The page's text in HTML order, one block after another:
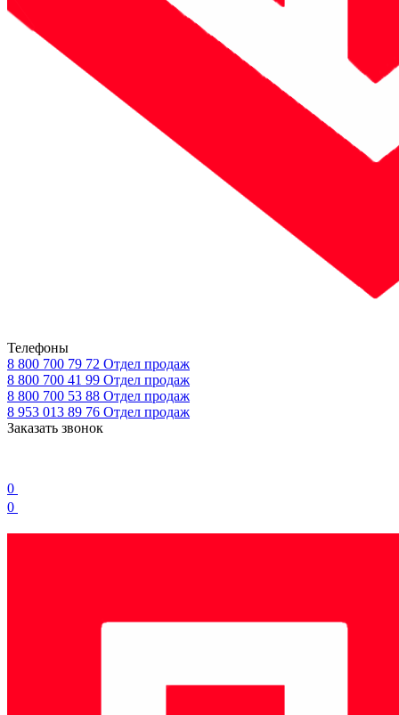
Телефоны
8 800 700 79 72 Отдел продаж
8 800 700 41 99 Отдел продаж
8 800 700 53 88 Отдел продаж
8 953 013 89 76 Отдел продаж
Заказать звонок
0
0